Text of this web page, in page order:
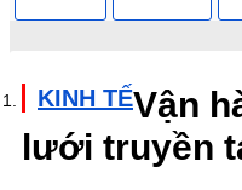
KINH TẾVận
lưới truyền